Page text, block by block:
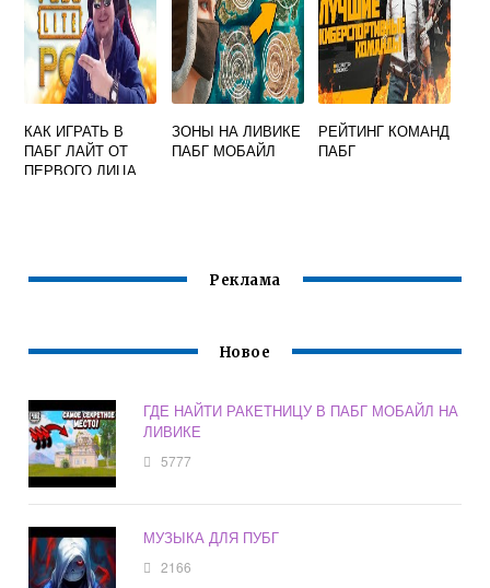
КАК ИГРАТЬ В
ПАБГ ЛАЙТ ОТ
ПЕРВОГО ЛИЦА
ЗОНЫ НА ЛИВИКЕ
ПАБГ МОБАЙЛ
РЕЙТИНГ КОМАНД
ПАБГ
Реклама
Новое
ГДЕ НАЙТИ РАКЕТНИЦУ В ПАБГ МОБАЙЛ НА
ЛИВИКЕ
5777
МУЗЫКА ДЛЯ ПУБГ
2166